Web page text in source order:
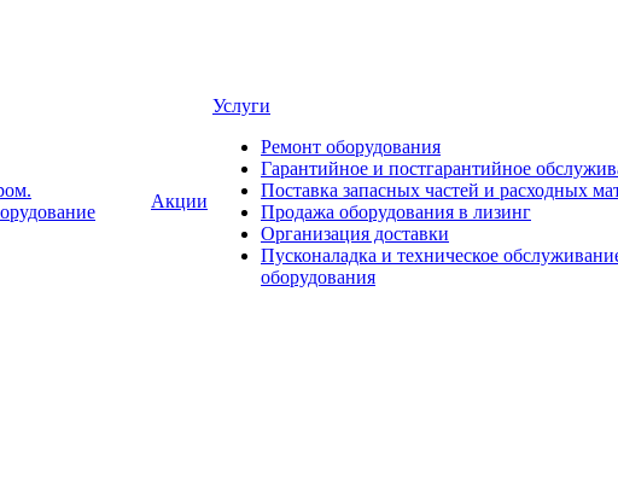
Акции
Услуги
Ремонт оборудования
Гарантийное и постгарантийное
Поставка запасных частей и расходных
Продажа оборудования в лизинг
Организация доставки
Пусконаладка и техническое
оборудования